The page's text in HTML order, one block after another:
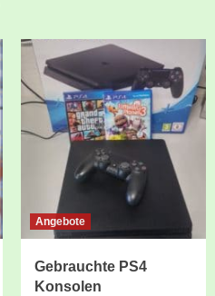
Angebote
Gebrauchte PS4
Konsolen